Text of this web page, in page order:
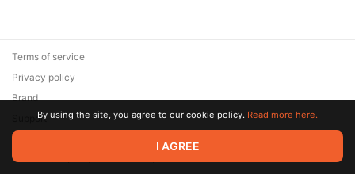
© 2026 Zaya Solutions Limited. All rights reserved. All trademarks
are the property of their respective owners.
Terms of service
Privacy policy
Brand
SupportBy using the site, you agree to our cookie policy. Read more here.
I AGREE